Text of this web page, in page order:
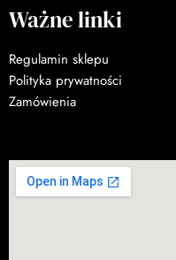
Ważne linki
Regulamin sklepu
Polityka prywatności
Zamówienia